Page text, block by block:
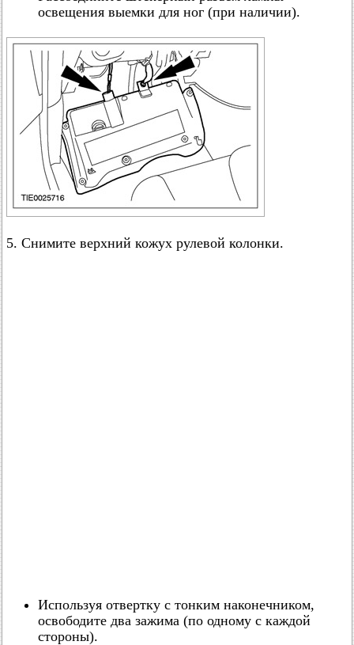
освещения выемки для ног (при наличии).
5. Снимите верхний кожух рулевой колонки.
Используя отвертку с тонким наконечником,
освободите два зажима (по одному с каждой
стороны).